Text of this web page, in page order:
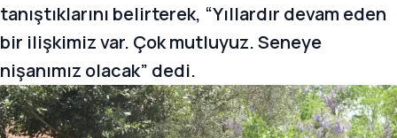
tanıştıklarını belirterek, “Yıllardır devam eden
bir ilişkimiz var. Çok mutluyuz. Seneye
nişanımız olacak” dedi.